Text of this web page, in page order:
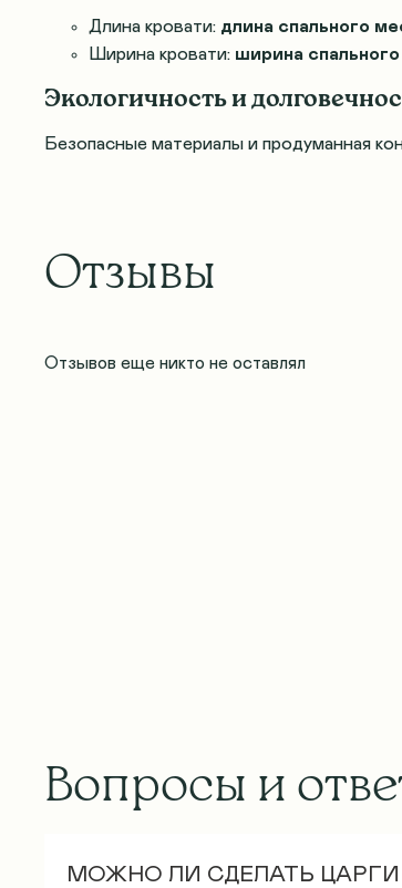
Длина кровати: длина спального
Ширина кровати: ширина
Экологичность и
Безопасные материалы и продуманная
Отзывы
Отзывов еще никто не оставлял
Вопросы и
МОЖНО ЛИ СДЕЛАТЬ